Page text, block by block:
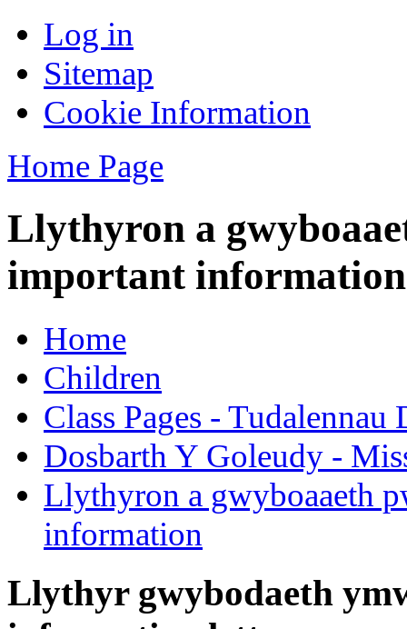
Log in
Sitemap
Cookie Information
Home Page
Llythyron a
important information
Home
Children
Class Pages - Tudalennau
Dosbarth Y Goleudy -
Llythyron a gwyboaaeth
information
Llythyr gwybodaeth